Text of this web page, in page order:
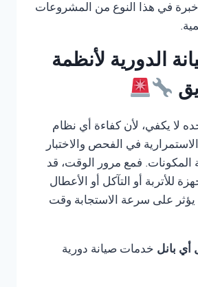
في هذا النوع من المشروعات
الدورية لأنظمة
لا يكفي، لأن كفاءة أي نظام
في الفحص والاختبار
المكونات. فمع مرور الوقت، قد
للأتربة أو التآكل أو الأعطال
يؤثر على سرعة الاستجابة وقت
أي بانل خدمات صيانة دورية